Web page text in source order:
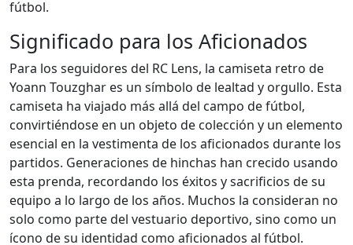
fútbol.
Significado para los Aficionados
Para los seguidores del RC Lens, la camiseta retro de
Yoann Touzghar es un símbolo de lealtad y orgullo. Esta
camiseta ha viajado más allá del campo de fútbol,
convirtiéndose en un objeto de colección y un elemento
esencial en la vestimenta de los aficionados durante los
partidos. Generaciones de hinchas han crecido usando
esta prenda, recordando los éxitos y sacrificios de su
equipo a lo largo de los años. Muchos la consideran no
solo como parte del vestuario deportivo, sino como un
ícono de su identidad como aficionados al fútbol.